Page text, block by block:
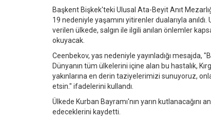
Başkent Bişkek'teki Ulusal Ata-Beyit Anıt
19 nedeniyle yaşamını yitirenler dualarıyla
verilen ülkede, salgın ile ilgili anılan önlemler
okuyacak.
Ceenbekov, yas nedeniyle yayınladığı mesajda,
Dünyanın tüm ülkelerini içine alan bu hastalık,
yakınlarına en derin taziyelerimizi sunuyoruz,
etsin." ifadelerini kullandı.
Ülkede Kurban Bayramı'nın yarın kutlanacağını
edeceklerini kaydetti.